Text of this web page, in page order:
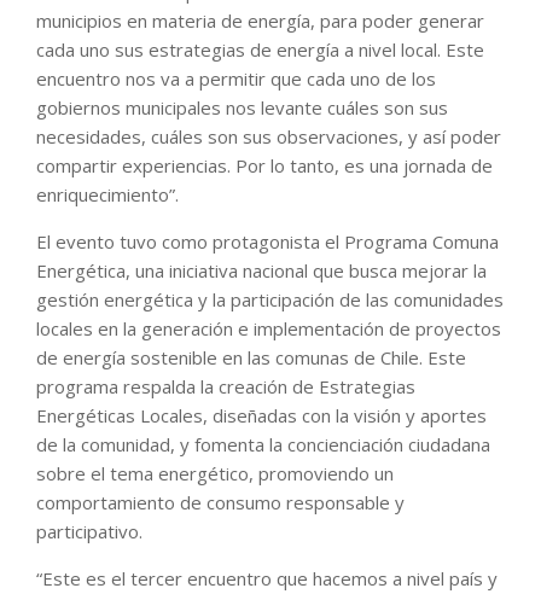
municipios en materia de energía, para poder generar
cada uno sus estrategias de energía a nivel local. Este
encuentro nos va a permitir que cada uno de los
gobiernos municipales nos levante cuáles son sus
necesidades, cuáles son sus observaciones, y así poder
compartir experiencias. Por lo tanto, es una jornada de
enriquecimiento”.
El evento tuvo como protagonista el Programa Comuna
Energética, una iniciativa nacional que busca mejorar la
gestión energética y la participación de las comunidades
locales en la generación e implementación de proyectos
de energía sostenible en las comunas de Chile. Este
programa respalda la creación de Estrategias
Energéticas Locales, diseñadas con la visión y aportes
de la comunidad, y fomenta la concienciación ciudadana
sobre el tema energético, promoviendo un
comportamiento de consumo responsable y
participativo.
“Este es el tercer encuentro que hacemos a nivel país y